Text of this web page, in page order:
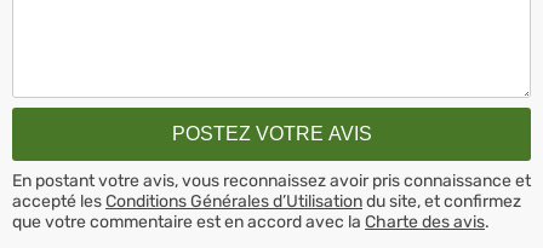
En postant votre avis, vous reconnaissez avoir pris connaissance et
accepté lesConditions Générales d’Utilisationdu site, et confirmez
que votre commentaire est en accord avec la Charte des avis.